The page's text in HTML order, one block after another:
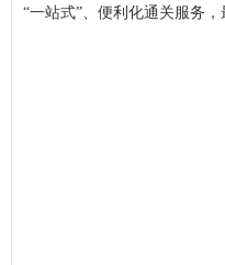
“一站式”、便利化通关服务，